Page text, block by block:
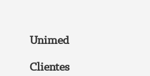
Unimed
Clientes